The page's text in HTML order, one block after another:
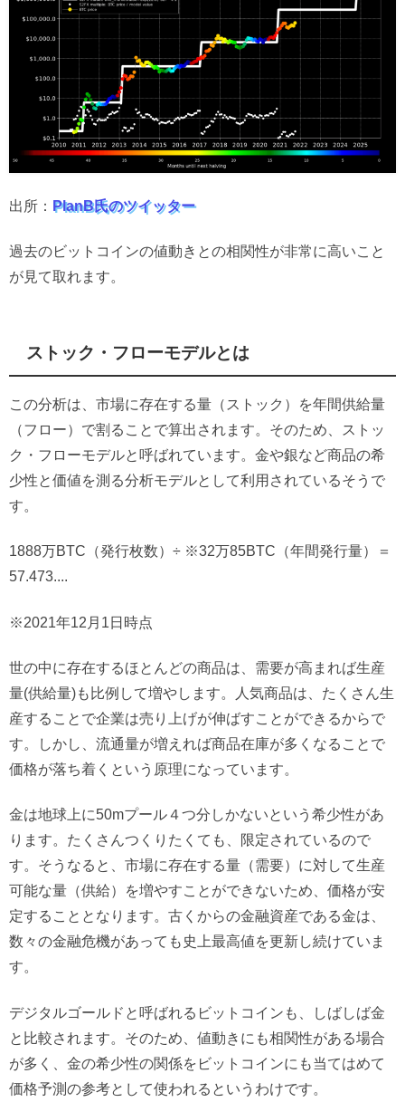
出所： PlanB氏のツイッター
過去のビットコインの値動きとの相関性が非常に高いこと
が見て取れます。
ストック・フローモデルとは
この分析は、市場に存在する量（ストック）を年間供給量
（フロー）で割ることで算出されます。そのため、ストッ
ク・フローモデルと呼ばれています。金や銀など商品の希
少性と価値を測る分析モデルとして利用されているそうで
す。
1888万BTC（発行枚数）÷ ※32万85BTC（年間発行量）＝
57.473....
※2021年12月1日時点
世の中に存在するほとんどの商品は、需要が高まれば生産
量(供給量)も比例して増やします。人気商品は、たくさん生
産することで企業は売り上げが伸ばすことができるからで
す。しかし、流通量が増えれば商品在庫が多くなることで
価格が落ち着くという原理になっています。
金は地球上に50mプール４つ分しかないという希少性があ
ります。たくさんつくりたくても、限定されているので
す。そうなると、市場に存在する量（需要）に対して生産
可能な量（供給）を増やすことができないため、価格が安
定することとなります。古くからの金融資産である金は、
数々の金融危機があっても史上最高値を更新し続けていま
す。
デジタルゴールドと呼ばれるビットコインも、しばしば金
と比較されます。そのため、値動きにも相関性がある場合
が多く、金の希少性の関係をビットコインにも当てはめて
価格予測の参考として使われるというわけです。